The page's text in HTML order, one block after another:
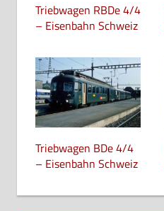
Triebwagen RBDe 4/4
– Eisenbahn Schweiz
Triebwagen BDe 4/4
– Eisenbahn Schweiz